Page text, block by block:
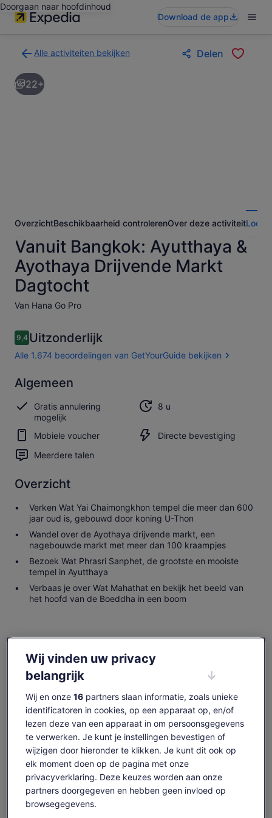
Doorgaan naar hoofdinhoud
Download de app
Alle activiteiten bekijken
naar
de
zoekresultatenpagina
Delen
22+
OverzichtBeschikbaarheid controlerenOver deze activiteit
Vanuit Bangkok: Ayutthaya &
Ayothaya Drijvende Markt
Dagtocht
Van Hana Go Pro
Beoordelingen
9,49,4 op 10 –
Uitzonderlijk
Alle 1.674 beoordelingen van GetYourGuide bekijken
9.49.4 van 10
Uitzonderlijk
Alle 1.674
beoordelingen
GetYourGuide
bekijken
Algemeen
Gratis annulering
mogelijk
8 u
Mobiele voucher
Directe bevestiging
Meerdere talen
Overzicht
Verken Wat Yai Chaimongkhon tempel die meer dan 600
jaar oud is, gebouwd door koning U-Thon
Wandel over de Ayothaya drijvende markt, een
nagebouwde markt met meer dan 100 kraampjes
Bezoek Wat Phrasri Sanphet, de grootste en mooiste
tempel in Ayutthaya
Verbaas je over Wat Mahathat en bekijk het beeld van
het hoofd van de Boeddha in een boom
Beschikbaarheid
controleren
Datums
ma. 10 aug - ma. 24 aug
Reizigers
1 volwassene
ma 10 aug.
-
di 11 aug.
€ 39
wo 12 aug.
€ 39
do 13 aug.
€ 39
Wij vinden uw privacy
belangrijk
Wij en onze 16partners slaan informatie, zoals unieke
identificatoren in cookies, op een apparaat op, en/of
lezen deze van een apparaat in om persoonsgegevens
te verwerken. Je kunt je instellingen bevestigen of
wijzigen door hieronder te klikken. Je kunt dit ook op
elk moment doen op de pagina met onze
privacyverklaring. Deze keuzes worden aan onze
partners doorgegeven en hebben geen invloed op
browsegegevens.